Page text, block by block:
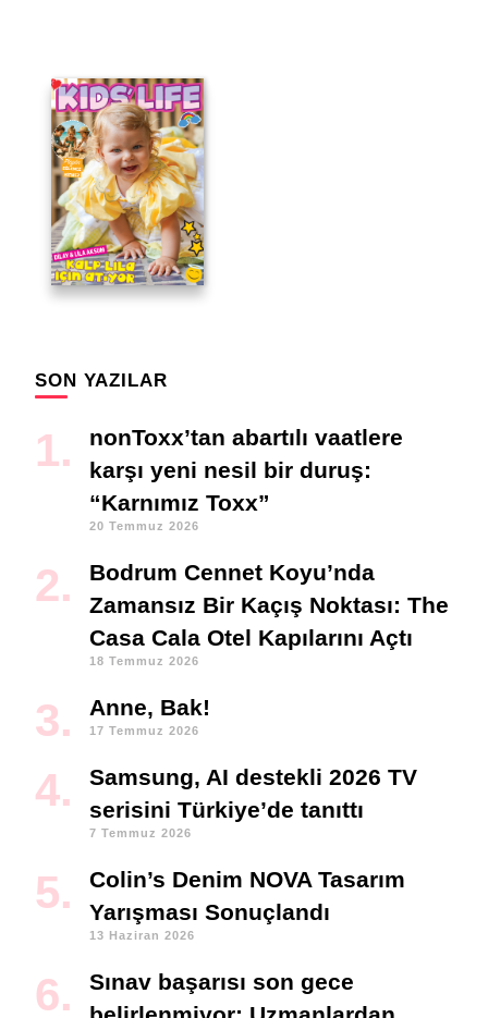
SON YAZILAR
nonToxx’tan abartılı vaatlere
karşı yeni nesil bir duruş:
“Karnımız Toxx”
20 Temmuz 2026
Bodrum Cennet Koyu’nda
Zamansız Bir Kaçış Noktası: The
Casa Cala Otel Kapılarını Açtı
18 Temmuz 2026
Anne, Bak!
17 Temmuz 2026
Samsung, AI destekli 2026 TV
serisini Türkiye’de tanıttı
7 Temmuz 2026
Colin’s Denim NOVA Tasarım
Yarışması Sonuçlandı
13 Haziran 2026
Sınav başarısı son gece